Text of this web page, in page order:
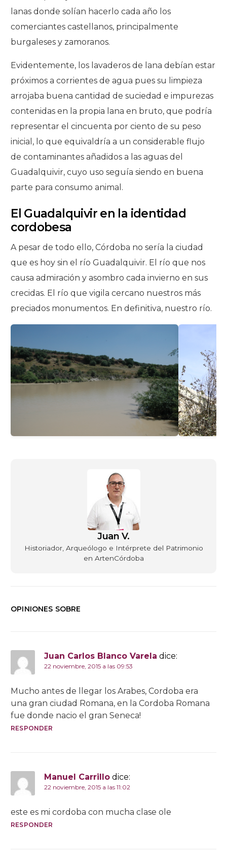
lanas donde solían hacerlo cada año los
comerciantes castellanos, principalmente
burgaleses y zamoranos.
Evidentemente, los lavaderos de lana debían estar
próximos a corrientes de agua pues su limpieza
arrojaba buena cantidad de suciedad e impurezas
contenidas en la propia lana en bruto, que podría
representar el cincuenta por ciento de su peso
inicial, lo que equivaldría a un considerable flujo
de contaminantes añadidos a las aguas del
Guadalquivir, cuyo uso seguía siendo en buena
parte para consumo animal.
El Guadalquivir en la identidad
cordobesa
A pesar de todo ello, Córdoba no sería la ciudad
que es hoy sin el río Guadalquivir. El río que nos
causa admiración y asombro cada invierno en sus
crecidas. El río que vigila cercano nuestros más
preciados monumentos. En definitiva, nuestro río.
Juan V.
Historiador, Arqueólogo e Intérprete del Patrimonio
en ArtenCórdoba
OPINIONES SOBRE
Juan Carlos Blanco Varela dice:
22 noviembre, 2015 a las 09:53
Mucho antes de llegar los Arabes, Cordoba era
una gran ciudad Romana, en la Cordoba Romana
fue donde nacio el gran Seneca!
RESPONDER
Manuel Carrillo dice:
22 noviembre, 2015 a las 11:02
este es mi cordoba con mucha clase ole
RESPONDER